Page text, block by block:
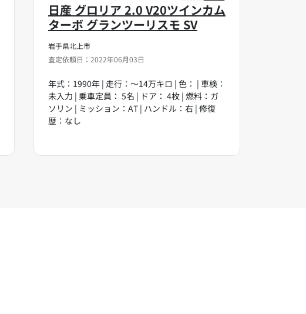
岩手県北上市
査定依頼日：2022年06月03日
日産 グロリア 2.0 V20ツインカム
ターボ グランツーリスモ SV
年式：1990年 | 走行：～14万キロ | 色： | 車検：
未入力 | 乗車定員： 5名 | ドア： 4枚 | 燃料：ガ
ソリン | ミッション：AT | ハンドル：右 | 修復
歴：なし